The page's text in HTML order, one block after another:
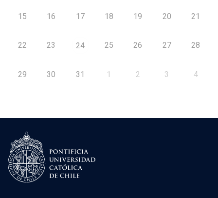
15 16 17 18 19 20 21
22 23 24 25 26 27 28
29 30 31 1 2 3 4